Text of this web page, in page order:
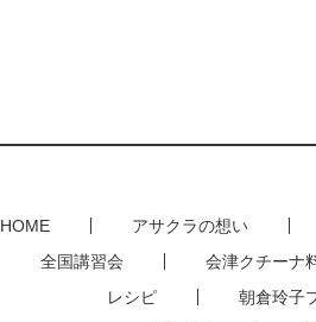
HOME アサクラの想い
全国講習会
会津クチーナ
レシピ
朝倉玲子